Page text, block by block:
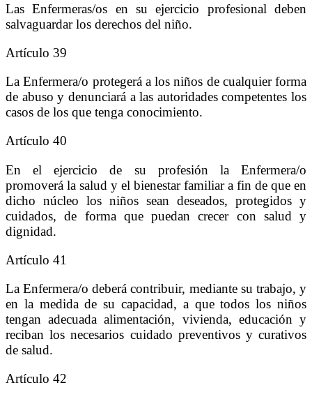
Las Enfermeras/os en su ejercicio profesional deben
salvaguardar los derechos del niño.
Artículo 39
La Enfermera/o protegerá a los niños de cualquier forma
de abuso y denunciará a las autoridades competentes los
casos de los que tenga conocimiento.
Artículo 40
En el ejercicio de su profesión la Enfermera/o
promoverá la salud y el bienestar familiar a fin de que en
dicho núcleo los niños sean deseados, protegidos y
cuidados, de forma que puedan crecer con salud y
dignidad.
Artículo 41
La Enfermera/o deberá contribuir, mediante su trabajo, y
en la medida de su capacidad, a que todos los niños
tengan adecuada alimentación, vivienda, educación y
reciban los necesarios cuidado preventivos y curativos
de salud.
Artículo 42